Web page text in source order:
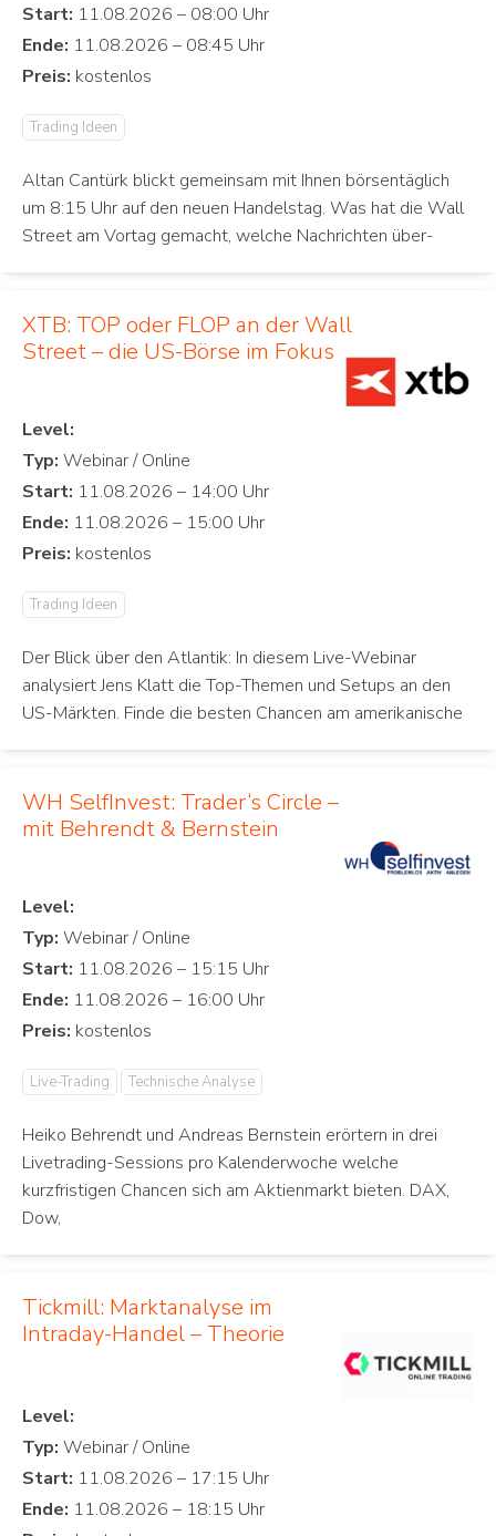
Start:
Ende:
Preis:
Trading Ideen
Altan Cantürk blickt gemeinsam mit Ihnen börsentäglich
um 8:15 Uhr auf den neuen Handelstag. Was hat die Wall
Street am Vortag gemacht, welche Nachrichten über-
XTB: TOP oder FLOP an der Wall
Street – die US-Börse im Fokus
Level:
Typ:
Start:
Ende:
Preis:
Trading Ideen
Der Blick über den Atlantik: In diesem Live-Webinar
analysiert Jens Klatt die Top-Themen und Setups an den
US-Märkten. Finde die besten Chancen am amerikanische
WH SelfInvest: Trader‘s Circle –
mit Behrendt & Bernstein
Level:
Typ:
Start:
Ende:
Preis:
Live-Trading Technische Analyse
Heiko Behrendt und Andreas Bernstein erörtern in drei
Livetrading-Sessions pro Kalenderwoche welche
kurzfristigen Chancen sich am Aktienmarkt bieten. DAX,
Dow,
Tickmill: Marktanalyse im
Intraday-Handel – Theorie
Level:
Typ:
Start:
Ende: